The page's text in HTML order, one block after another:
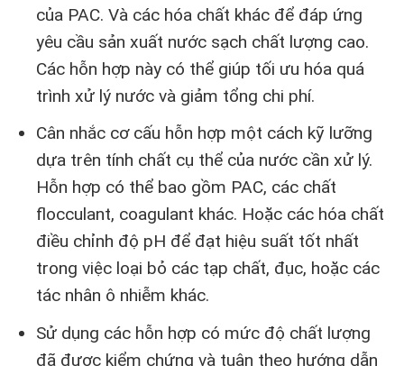
của PAC. Và các hóa chất khác để đáp ứng
yêu cầu sản xuất nước sạch chất lượng cao.
Các hỗn hợp này có thể giúp tối ưu hóa quá
trình xử lý nước và giảm tổng chi phí.
Cân nhắc cơ cấu hỗn hợp một cách kỹ lưỡng
dựa trên tính chất cụ thể của nước cần xử lý.
Hỗn hợp có thể bao gồm PAC, các chất
flocculant, coagulant khác. Hoặc các hóa chất
điều chỉnh độ pH để đạt hiệu suất tốt nhất
trong việc loại bỏ các tạp chất, đục, hoặc các
tác nhân ô nhiễm khác.
Sử dụng các hỗn hợp có mức độ chất lượng
đã được kiểm chứng và tuân theo hướng dẫn